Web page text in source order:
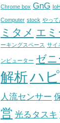
Chrome box GnG IoH
Computer stock やって
ミタメ エミ
ーキングスペース サイ
ンピューター ゼニ
解析ハ
人流センサー
営 光るタスキ